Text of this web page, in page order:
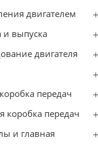
двигателем
и выпуска
двигателя
передач
коробка передач
и главная